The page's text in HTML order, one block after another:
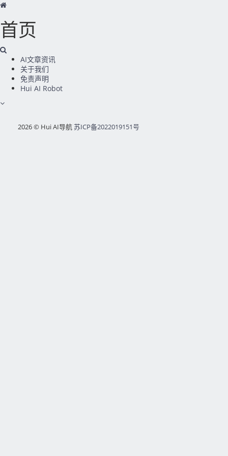
首页
AI文章资讯
关于我们
免责声明
Hui AI Robot
2026 © Hui AI导航苏ICP备2022019151号